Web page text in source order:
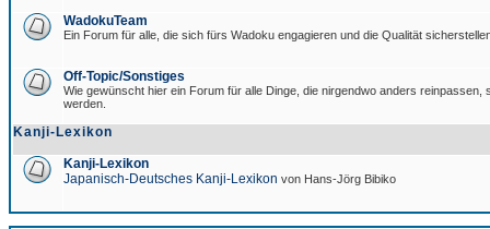
WadokuTeam
Ein Forum für alle, die sich fürs Wadoku engagieren und die Qualität
Off-Topic/Sonstiges
Wie gewünscht hier ein Forum für alle Dinge, die nirgendwo anders reinpassen,
werden.
Kanji-Lexikon
Kanji-Lexikon
Japanisch-Deutsches Kanji-Lexikon von Hans-Jörg Bibiko